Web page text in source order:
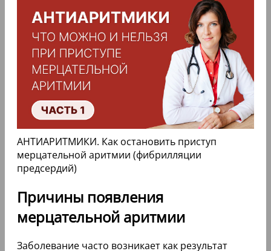
АНТИАРИТМИКИ. Как остановить приступ
мерцательной аритмии (фибрилляции
предсердий)
Причины появления
мерцательной аритмии
Заболевание часто возникает как результат